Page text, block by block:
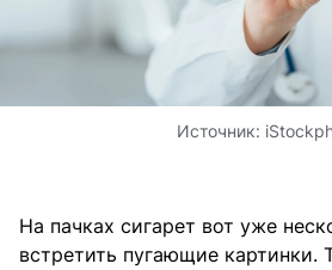
Источник:
На пачках сигарет вот уже
встретить пугающие картинки.